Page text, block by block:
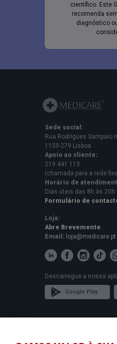
científico. Este
recomenda
diagnóstico
Sede social:
Rua Rodrigues Sampaio
1150-279 Lisboa
Apoio ao cliente:
219 441 113
(chamada para a rede
Horário de
Dias úteis das 8h às 20h
Formulário de
Loja:
Abre Brevemente
Email: loja@medicare.pt
Descarregue a nossa
Google Play